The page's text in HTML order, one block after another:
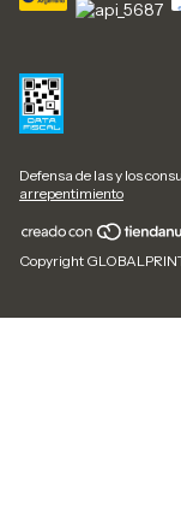
Defensa de las y los
arrepentimiento
Copyright